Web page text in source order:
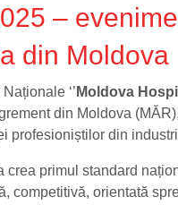
–
din Moldova
‘’ Moldova
din Moldova
profesioniștilor din
primul standard
competitivă, orientată